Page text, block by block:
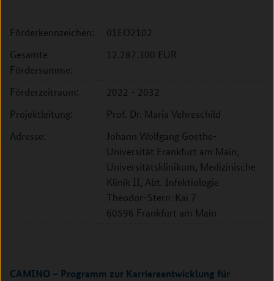
Förderkennzeichen:
01EO2102
Gesamte
Fördersumme:
12.287.300 EUR
Förderzeitraum:
2022 - 2032
Projektleitung:
Prof. Dr. Maria Vehreschild
Adresse:
Johann Wolfgang Goethe-
Universität Frankfurt am Main,
Universitätsklinikum, Medizinische
Klinik II, Abt. Infektiologie
Theodor-Stern-Kai 7
60596 Frankfurt am Main
CAMINO – Programm zur Karriereentwicklung für